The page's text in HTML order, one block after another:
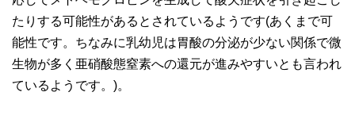
たりする可能性があるとされているようです(あくまで可
能性です。ちなみに乳幼児は胃酸の分泌が少ない関係で微
生物が多く亜硝酸態窒素への還元が進みやすいとも言われ
ているようです。)。